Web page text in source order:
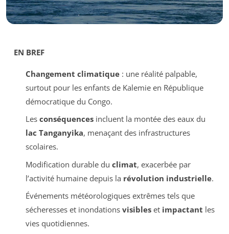
EN BREF
Changement climatique: une réalité palpable,
surtout pour les enfants de Kalemie en République
démocratique du Congo.
Les conséquencesincluent la montée des eaux du
lac Tanganyika, menaçant des infrastructures
scolaires.
Modification durable du climat, exacerbée par
l’activité humaine depuis la révolution industrielle.
Événements météorologiques extrêmes tels que
sécheresses et inondations visibleset impactant les
vies quotidiennes.